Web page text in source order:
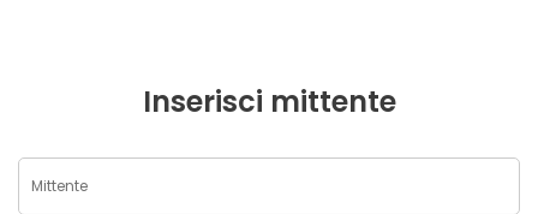
Inserisci mittente